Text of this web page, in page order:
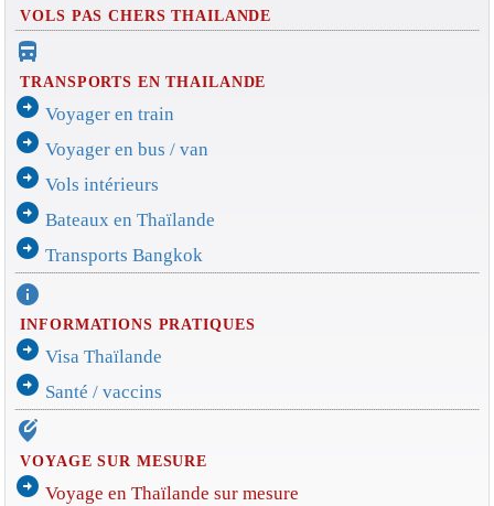
VOLS PAS CHERS THAILANDE
directions_bus_filled
TRANSPORTS EN THAILANDE
arrow_circle_right Voyager en train
arrow_circle_right Voyager en bus / van
arrow_circle_right Vols intérieurs
arrow_circle_right Bateaux en Thaïlande
arrow_circle_right Transports Bangkok
info
INFORMATIONS PRATIQUES
arrow_circle_right Visa Thaïlande
arrow_circle_right Santé / vaccins
edit_location_alt
VOYAGE SUR MESURE
arrow_circle_right Voyage en Thaïlande sur mesure